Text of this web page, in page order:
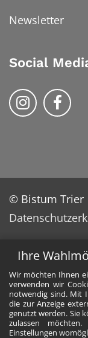
Ihre
Wir möchten Ihnen
verwenden wir
notwendig sind. Mit
die zur Anzeige
genutzt werden. Sie
zulassen
Einstellungen
Newsletter
Social
Bistum
© Bistum Trier